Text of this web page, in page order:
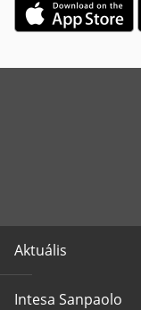
Aktuális
Intesa Sanpaolo